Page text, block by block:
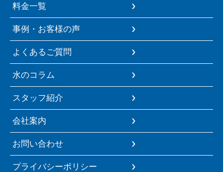
料金一覧
事例・お客様の声
よくあるご質問
水のコラム
スタッフ紹介
会社案内
お問い合わせ
プライバシーポリシー